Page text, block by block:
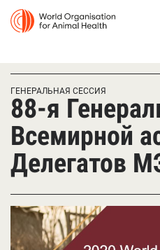
ГЕНЕРАЛЬНАЯ СЕССИЯ
88-я
Всемирной
Делегатов